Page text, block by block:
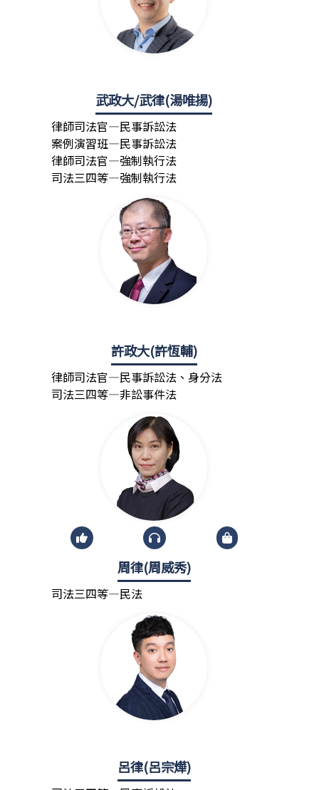
武政大/武律(湯唯揚)
律師司法官—民事訴訟法
案例演習班—民事訴訟法
律師司法官—強制執行法
司法三四等—強制執行法
許政大(許恆輔)
律師司法官—民事訴訟法、身分法
司法三四等—非訟事件法
周律(周威秀)
司法三四等—民法
呂律(呂宗燁)